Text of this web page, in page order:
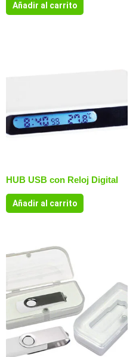
Añadir al carrito
HUB USB con Reloj Digital
Añadir al carrito